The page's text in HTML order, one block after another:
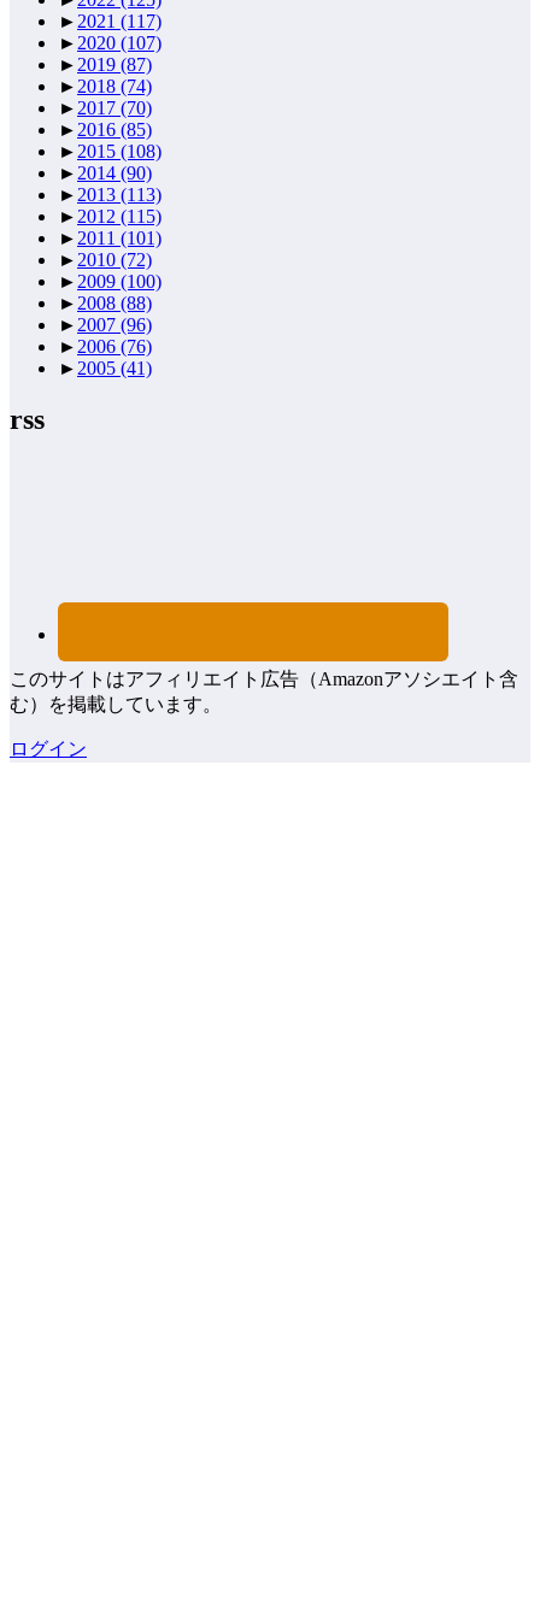
► 2021 (117)
► 2020 (107)
► 2019 (87)
► 2018 (74)
► 2017 (70)
► 2016 (85)
► 2015 (108)
► 2014 (90)
► 2013 (113)
► 2012 (115)
► 2011 (101)
► 2010 (72)
► 2009 (100)
► 2008 (88)
► 2007 (96)
► 2006 (76)
► 2005 (41)
rss
このサイトはアフィリエイト広告（Amazonアソシエイト含
む）を掲載しています。
ログイン